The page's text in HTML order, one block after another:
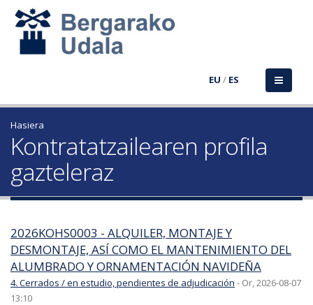
EU / ES
Hasiera
Kontratatzailearen profila
gazteleraz
2026KOHS0003 - ALQUILER, MONTAJE Y
DESMONTAJE, ASÍ COMO EL MANTENIMIENTO DEL
ALUMBRADO Y ORNAMENTACIÓN NAVIDEÑA
4. Cerrados / en estudio, pendientes de adjudicación - Or, 2026-08-07
13:10